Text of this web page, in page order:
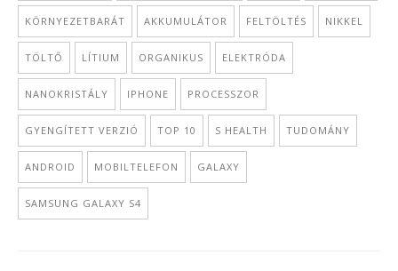
KÖRNYEZETBARÁT AKKUMULÁTOR FELTÖLTÉS NIKKEL
TÖLTŐ LÍTIUM ORGANIKUS ELEKTRÓDA
NANOKRISTÁLY IPHONE PROCESSZOR
GYENGÍTETT VERZIÓ TOP 10 S HEALTH TUDOMÁNY
ANDROID MOBILTELEFON GALAXY
SAMSUNG GALAXY S4